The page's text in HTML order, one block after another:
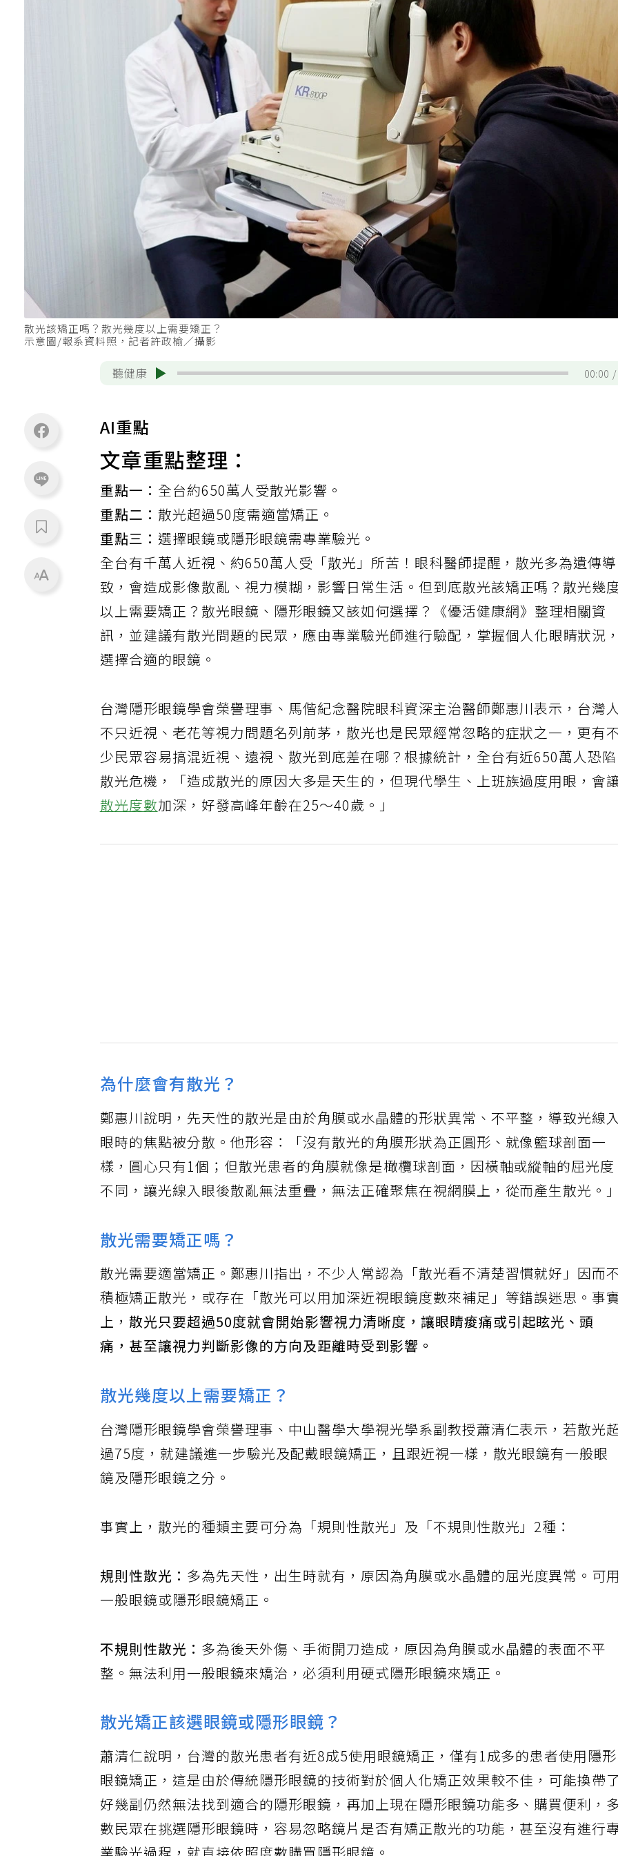
散光該矯正嗎？散光幾度以上需要矯正？
示意圖/報系資料照，記者許政榆／攝影
聽健康 00:00
AI重點
文章重點整理：
重點一： 全台約650萬人受散光影響。
重點二： 散光超過50度需適當矯正。
重點三： 選擇眼鏡或隱形眼鏡需專業驗光。
全台有千萬人近視、約650萬人受「散光」所苦！眼科醫師提醒，散光多為遺傳導
致，會造成影像散亂、視力模糊 ，影響日常生活。但到底散光該矯正嗎？散光幾
以上需要矯正？散光眼鏡、 隱形眼鏡又該如何選擇？《優活健康網》整理相關資
訊，並建議有散光問題的民眾，應由專業驗光師進行驗配，掌握個人化眼睛狀況，
選擇合適的眼鏡。
台灣隱形眼鏡學會榮譽理事、馬偕紀念醫院眼科資深主治醫師鄭惠川表示，台灣
不只近視、老花等視力問題名列前茅，散光也是民眾經常忽略的症狀之一，更有
少民眾容易搞混近視、遠視、散光到底差在哪？根據統計，全台有近650萬人恐陷
散光危機，「造成散光的原因大多是天生的，但現代學生、上班族過度用眼，會
散光度數加深，好發高峰年齡在25～40歲。」
為什麼會有散光？
鄭惠川說明，先天性的散光是由於角膜或水晶體的形狀異常、不平整，導致光線
眼時的焦點被分散。他形容：「沒有散光的角膜形狀為正圓形、就像籃球剖面一
樣，圓心只有1個；但散光患者的角膜就像是橄欖球剖面，因橫軸或縱軸的屈光度
不同，讓光線入眼後散亂無法重疊，無法正確聚焦在視網膜上，從而產生散光。」
散光需要矯正嗎？
散光需要適當矯正。鄭惠川指出，不少人常認為「散光看不清楚習慣就好」因而
積極矯正散光，或存在「散光可以用加深近視眼鏡度數來補足」等錯誤迷思。事實
上， 散光只要超過50度就會開始影響視力清晰度，讓眼睛痠痛或引起眩光、頭
痛，甚至讓視力判斷影像的方向及距離時受到影響。
散光幾度以上需要矯正？
台灣隱形眼鏡學會榮譽理事、中山醫學大學視光學系副教授蕭清仁表示，若散光
過75度，就建議進一步驗光及配戴眼鏡矯正，且跟近視一樣，散光眼鏡有一般眼
鏡及隱形眼鏡之分。
事實上，散光的種類主要可分為「規則性散光」及「不規則性散光」2種：
規則性散光： 多為先天性，出生時就有，原因為角膜或水晶體的屈光度異常。可用
一般眼鏡或隱形眼鏡矯正。
不規則性散光： 多為後天外傷、手術開刀造成，原因為角膜或水晶體的表面不平
整。無法利用一般眼鏡來矯治，必須利用硬式隱形眼鏡來矯正。
散光矯正該選眼鏡或隱形眼鏡？
蕭清仁說明，台灣的散光患者有近8成5使用眼鏡矯正，僅有1成多的患者使用隱形
眼鏡矯正，這是由於傳統隱形眼鏡的技術對於個人化矯正效果較不佳，可能換帶了
好幾副仍然無法找到適合的隱形眼鏡，再加上現在隱形眼鏡功能多、購買便利，多
數民眾在挑選隱形眼鏡時，容易忽略鏡片是否有矯正散光的功能，甚至沒有進行專